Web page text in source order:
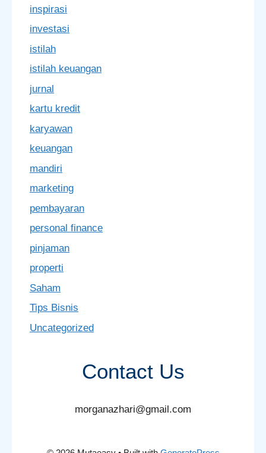
inspirasi
investasi
istilah
istilah keuangan
jurnal
kartu kredit
karyawan
keuangan
mandiri
marketing
pembayaran
personal finance
pinjaman
properti
Saham
Tips Bisnis
Uncategorized
Contact Us
morganazhari@gmail.com